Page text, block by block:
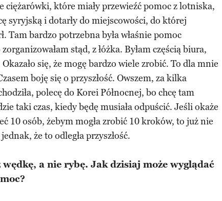
ciężarówki, które miały przewieźć pomoc z lotniska,
syryjską i dotarły do miejscowości, do której
Tam bardzo potrzebna była właśnie pomoc
stąd, z łóżka. Byłam częścią biura,
się, że mogę bardzo wiele zrobić. To dla mnie
boję się o przyszłość. Owszem, za kilka
polecę do Korei Północnej, bo chcę tam
taki czas, kiedy będę musiała odpuścić. Jeśli okaże
10 osób, żebym mogła zrobić 10 kroków, to już nie
że to odległa przyszłość.
wędkę, a nie rybę. Jak dzisiaj może wyglądać